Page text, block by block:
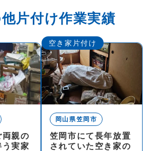
片付け作業実績
両親の
実家
空き家片付け
岡山県笠岡市
笠岡市にて長年放置
されていた空き家の